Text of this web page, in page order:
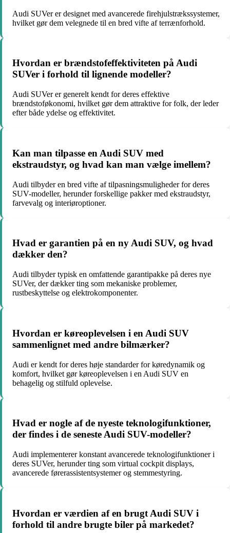
Audi SUVer er designet med avancerede firehjulstrækssystemer,
hvilket gør dem velegnede til en bred vifte af terrænforhold.
Hvordan er brændstofeffektiviteten på Audi
SUVer i forhold til lignende modeller?
Audi SUVer er generelt kendt for deres effektive
brændstoføkonomi, hvilket gør dem attraktive for folk, der leder
efter både ydelse og effektivitet.
Kan man tilpasse en Audi SUV med
ekstraudstyr, og hvad kan man vælge imellem?
Audi tilbyder en bred vifte af tilpasningsmuligheder for deres
SUV-modeller, herunder forskellige pakker med ekstraudstyr,
farvevalg og interiøroptioner.
Hvad er garantien på en ny Audi SUV, og hvad
dækker den?
Audi tilbyder typisk en omfattende garantipakke på deres nye
SUVer, der dækker ting som mekaniske problemer,
rustbeskyttelse og elektrokomponenter.
Hvordan er køreoplevelsen i en Audi SUV
sammenlignet med andre bilmærker?
Audi er kendt for deres høje standarder for køredynamik og
komfort, hvilket gør køreoplevelsen i en Audi SUV en
behagelig og stilfuld oplevelse.
Hvad er nogle af de nyeste teknologifunktioner,
der findes i de seneste Audi SUV-modeller?
Audi implementerer konstant avancerede teknologifunktioner i
deres SUVer, herunder ting som virtual cockpit displays,
avancerede førerassistentsystemer og stemmestyring.
Hvordan er værdien af en brugt Audi SUV i
forhold til andre brugte biler på markedet?